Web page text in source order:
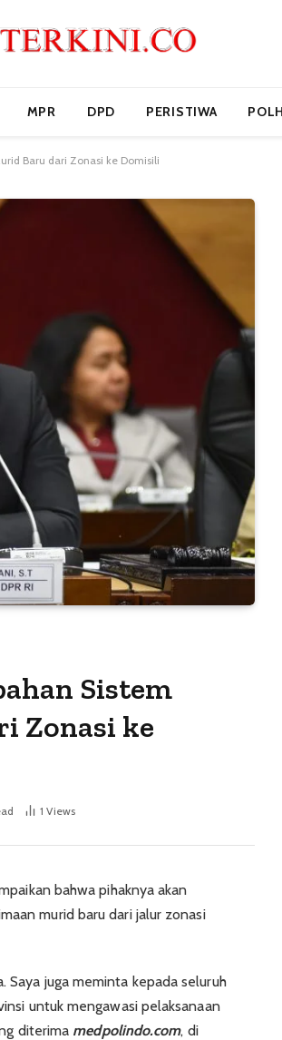
MPR DPD PERISTIWA
Baru dari Zonasi ke Domisili
Sistem
Zonasi ke
1 Views
bahwa pihaknya akan
murid baru dari jalur zonasi
Saya juga meminta kepada seluruh
untuk mengawasi pelaksanaan
diterima medpolindo.com, di